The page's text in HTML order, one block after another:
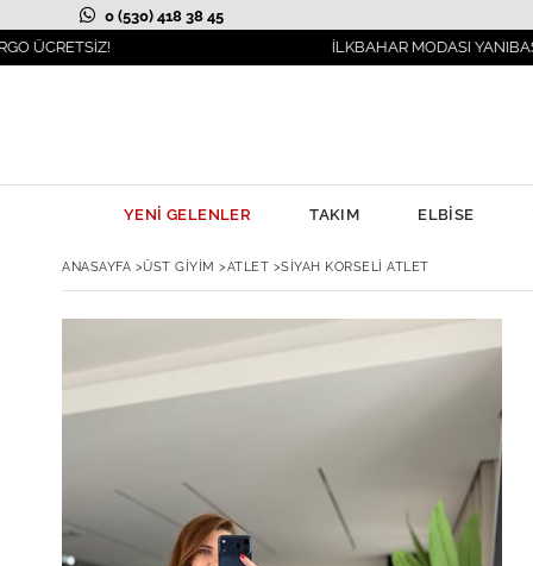
0 (530) 418 38 45
İLKBAHAR MODASI YANIBAŞINIZDA!
YENİ GELENLER TAKIM ELBİSE
ANASAYFA >ÜST GİYİM >ATLET >SIYAH KORSELI ATLET